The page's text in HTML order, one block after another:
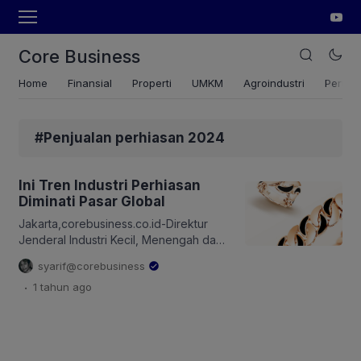
Core Business
Home Finansial Properti UMKM Agroindustri
#Penjualan perhiasan 2024
Ini Tren Industri Perhiasan
Diminati Pasar Global
Jakarta,corebusiness.co.id-Direktur
Jenderal Industri Kecil, Menengah dan
Aneka (IKMA, Kementerian
Perindustrian (Kemenperin), Reni Yanita
mengungkapkan, industri perhiasan
syarif@corebusiness
. 1 tahun ago